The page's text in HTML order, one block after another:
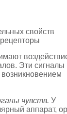
свойств
Эти сигналы
чувств. У
аппарат,